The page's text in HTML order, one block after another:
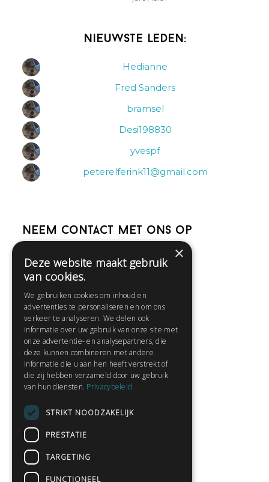
Nieuwste leden:
Hedianne
Fred Sanders
bramsel
Desi198830
yvespf
peterelferink11@gmail.com
Neem contact met ons op
Help
Contact
Huisregels
Snel naar:
Gratis aanmelden
Privacybeleid
×
Deze website maakt gebruik
van cookies.
We gebruiken cookies om inhoud en
advertenties te personaliseren en om ons
verkeer te analyseren. We delen ook
informatie over uw gebruik van onze site met
onze advertentie- en analysepartners, die
deze kunnen combineren met andere
informatie die u aan hen heeft verstrekt of
die zij hebben verzameld door uw gebruik
van hun diensten. Privacybeleid
STRIKT NOODZAKELIJK
PRESTATIE
TARGETING
FUNCTIONEEL